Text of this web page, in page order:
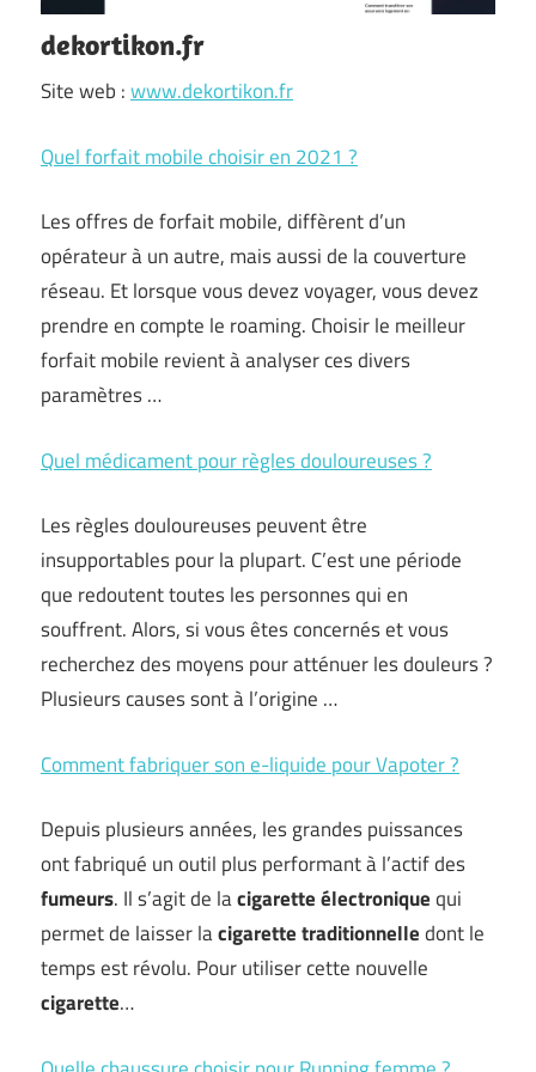
dekortikon.fr
Site web :www.dekortikon.fr
Quel forfait mobile choisir en 2021 ?
Les offres de forfait mobile, diffèrent d’un
opérateur à un autre, mais aussi de la couverture
réseau. Et lorsque vous devez voyager, vous devez
prendre en compte le roaming. Choisir le meilleur
forfait mobile revient à analyser ces divers
paramètres …
Quel médicament pour règles douloureuses ?
Les règles douloureuses peuvent être
insupportables pour la plupart. C’est une période
que redoutent toutes les personnes qui en
souffrent. Alors, si vous êtes concernés et vous
recherchez des moyens pour atténuer les douleurs ?
Plusieurs causes sont à l’origine …
Comment fabriquer son e-liquide pour Vapoter ?
Depuis plusieurs années, les grandes puissances
ont fabriqué un outil plus performant à l’actif des
fumeurs. Il s’agit de lacigarette électroniquequi
permet de laisser lacigarette traditionnelledont le
temps est révolu. Pour utiliser cette nouvelle
cigarette…